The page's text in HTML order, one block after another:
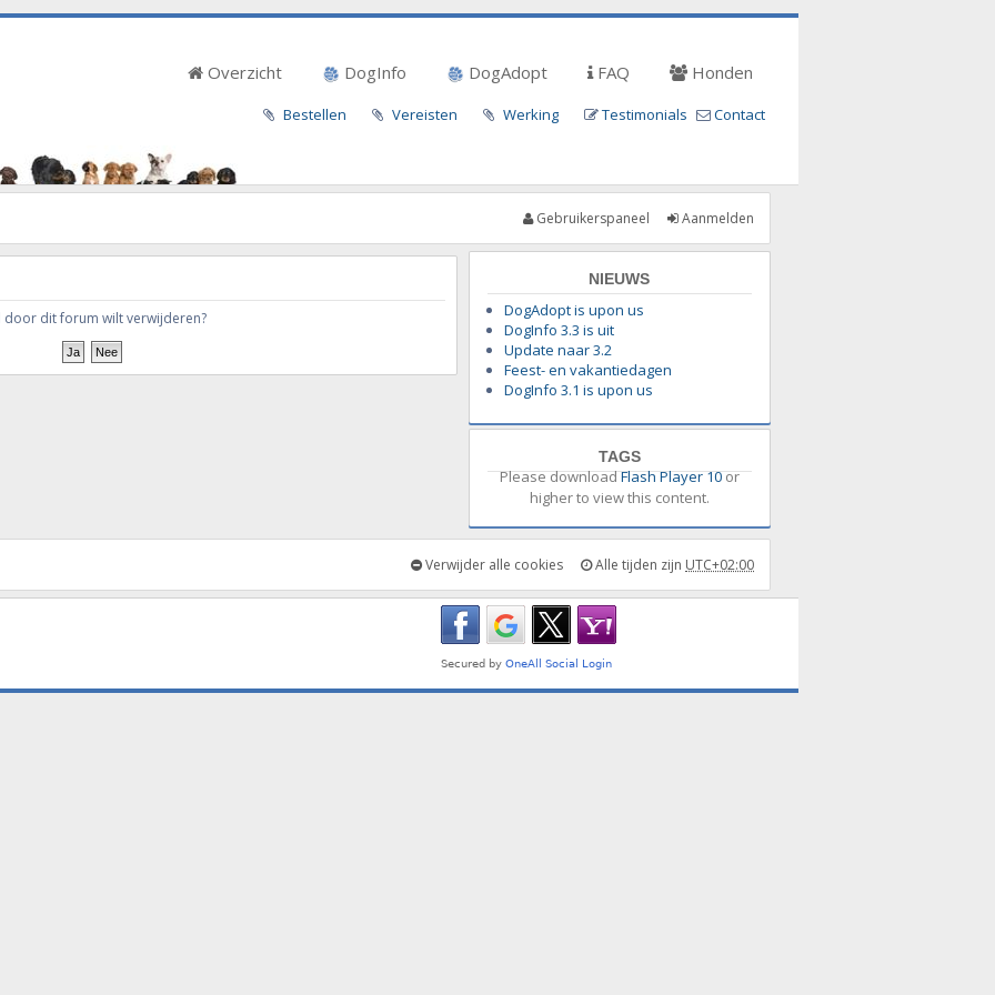
Overzicht DogInfo DogAdopt FAQ Honden
Bestellen Vereisten Werking Testimonials Contact
Aanmelden
Gebruikerspaneel
door dit forum wilt verwijderen?
NIEUWS
DogAdopt is upon us
DogInfo 3.3 is uit
Update naar 3.2
Feest- en vakantiedagen
DogInfo 3.1 is upon us
TAGS
Please downloadFlash Player 10or
higher to view this content.
Alle tijden zijn UTC+02:00
Verwijder alle cookies